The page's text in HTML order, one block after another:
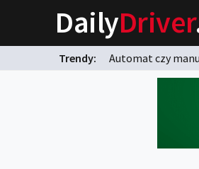
DailyDriver
Trendy: Automat czy